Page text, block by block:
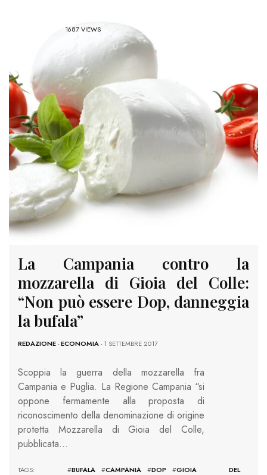
1687 VIEWS
La Campania contro la
mozzarella di Gioia del Colle:
“Non può essere Dop, danneggia
la bufala”
REDAZIONE-ECONOMIA- 1 SETTEMBRE 2017
Scoppia la guerra della mozzarella fra
Campania e Puglia. La Regione Campania “si
oppone fermamente alla proposta di
riconoscimento della denominazione di origine
protetta Mozzarella di Gioia del Colle,
pubblicata…
TAGS: #BUFALA #CAMPANIA #DOP #GIOIA DEL